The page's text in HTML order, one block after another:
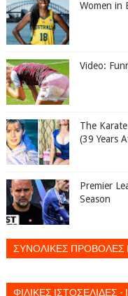
Women in
Video:
The
(39 Years
Premier
Season
ΣΥΝΟΛΙΚΕΣ ΠΡΟΒΟΛΕΣ
ΦΙΛΙΚΕΣ ΙΣΤΟΣΕΛΙΔΕΣ -